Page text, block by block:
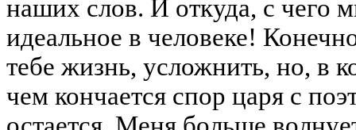
наших слов. И откуда, с чего
идеальное в человеке!
тебе жизнь, усложнить, но, в
чем кончается спор царя с